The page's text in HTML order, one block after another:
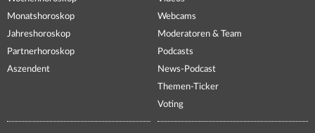
Monatshoroskop
Jahreshoroskop
Partnerhoroskop
Aszendent
Webcams
Moderatoren & Team
Podcasts
News-Podcast
Themen-Ticker
Voting